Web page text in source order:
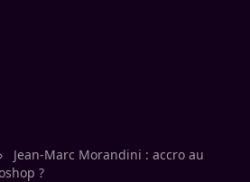
›
Jean-Marc Morandini : accro au
?